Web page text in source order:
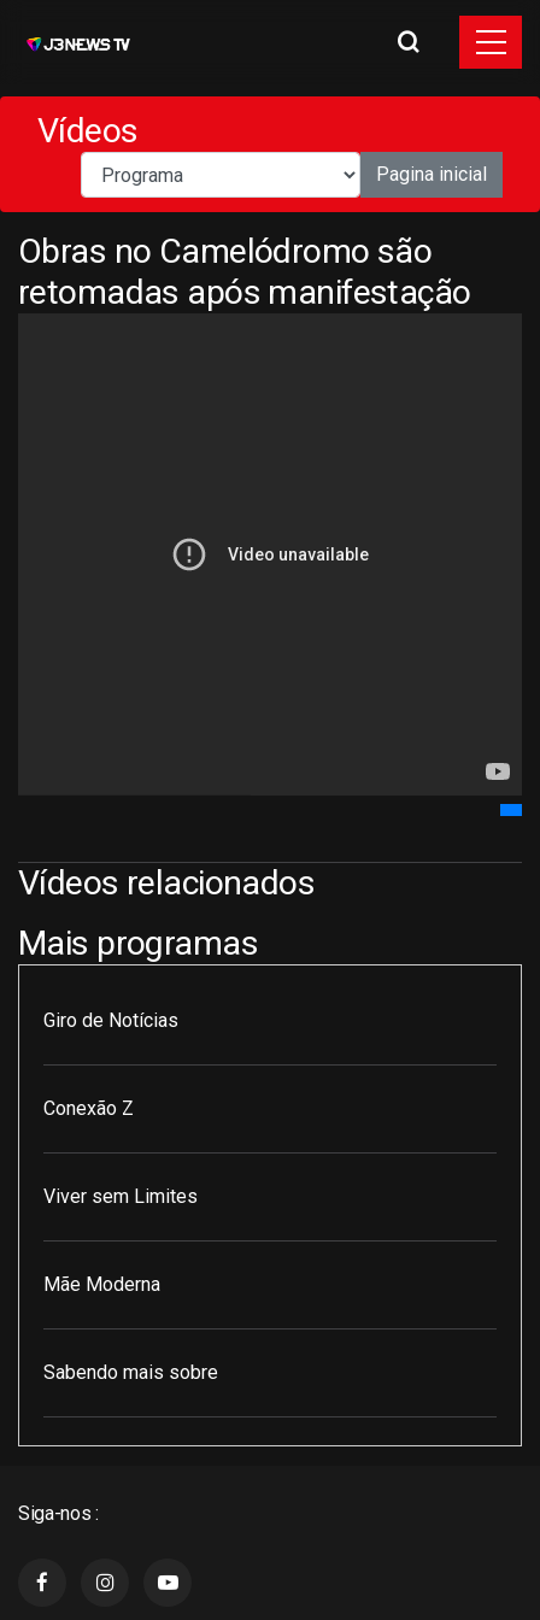
Vídeos
Pagina inicial
Obras no Camelódromo são
retomadas após manifestação
Vídeos relacionados
Mais programas
Giro de Notícias
Conexão Z
Viver sem Limites
Mãe Moderna
Sabendo mais sobre
Siga-nos :